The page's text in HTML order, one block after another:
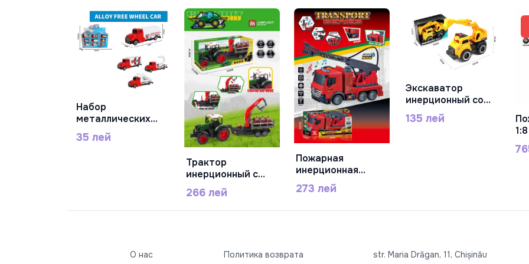
Набор
металлических
машинок LWH(cm):
9 x 3 x 3.5, HY6272-
35 лей
В Корзину
Трактор
инерционный с
прицепом и
лопатой, с
музыкой и
266 лей
В Корзину
Пожарная
инерционная
машина с
телескопической
273 лей
В Корзину
Экскаватор
инерционный со
светом и звуком
289-15C
135 лей
О нас Политика возврата str. Maria Drăgan, 11, Chișinău